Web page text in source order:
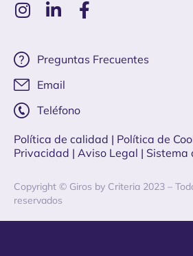
Política de calidad | Política de
Privacidad | Aviso Legal | Sistema
Copyright © Giros by Criteria 2023 –
reservados
Preguntas Frecuentes
Email
Teléfono